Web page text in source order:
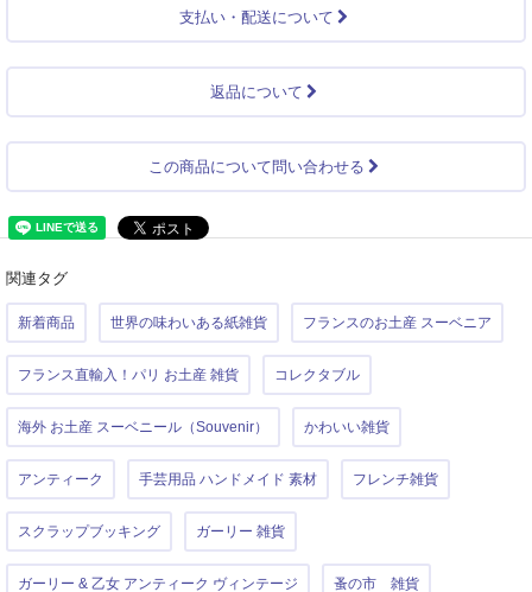
支払い・配送について
返品について
この商品について問い合わせる
関連タグ
新着商品 世界の味わいある紙雑貨 フランスのお土産 スーベニア
フランス直輸入！パリ お土産 雑貨 コレクタブル
海外 お土産 スーベニール（Souvenir） かわいい雑貨
アンティーク 手芸用品 ハンドメイド 素材 フレンチ雑貨
スクラップブッキング ガーリー 雑貨
ガーリー & 乙女 アンティーク ヴィンテージ 蚤の市 雑貨